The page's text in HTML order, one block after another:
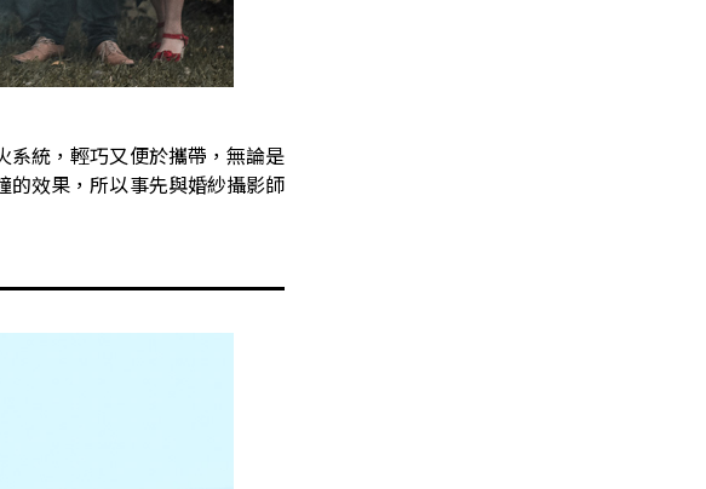
系統，輕巧又便於攜帶，無論是
的效果，所以事先與婚紗攝影師